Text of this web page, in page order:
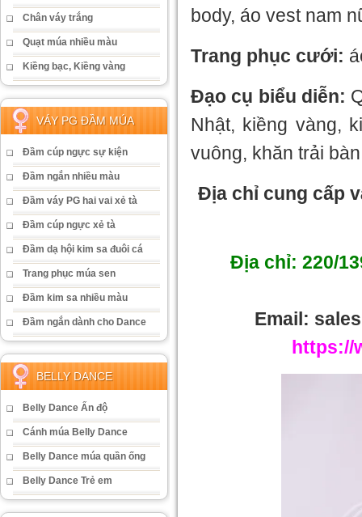
Chân váy trắng
Quạt múa nhiều màu
Kiềng bạc, Kiềng vàng
VÁY PG ĐẦM MÚA
Đầm cúp ngực sự kiện
Đầm ngắn nhiều màu
Đầm váy PG hai vai xẻ tà
Đầm cúp ngực xẻ tà
Đầm dạ hội kim sa đuôi cá
Trang phục múa sen
Đầm kim sa nhiều màu
Đầm ngắn dành cho Dance
BELLY DANCE
Belly Dance Ấn độ
Cánh múa Belly Dance
Belly Dance múa quần ống
Belly Dance Trẻ em
body, áo vest nam
Trang phục cưới:
Đạo cụ biểu diễn:
Nhật, kiềng vàng,
vuông, khăn trải
Địa chỉ cung cấp
Địa chỉ: 220/
Email:
https://